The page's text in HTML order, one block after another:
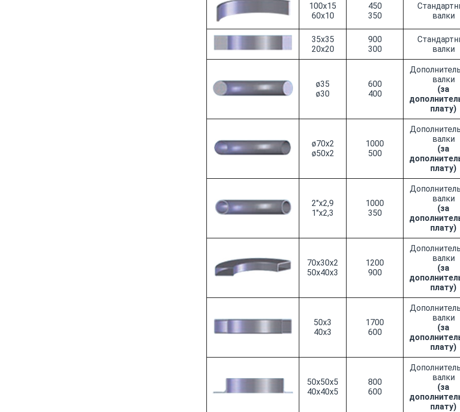
100x15
60x10
450
350
валки
35x35
20x20
900
300
валки
ø35
ø30
600
400
валки
(за
плату)
ø70x2
ø50x2
1000
500
валки
(за
плату)
2"x2,9
1"x2,3
1000
350
валки
(за
плату)
70x30x2
50x40x3
1200
900
валки
(за
плату)
50x3
40x3
1700
600
валки
(за
плату)
50x50x5
40x40x5
800
600
валки
(за
плату)